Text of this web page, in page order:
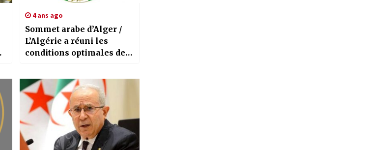
4 ans ago
Sommet arabe d’Alger /
L’Algérie a réuni les
conditions optimales de
Aïmene
Benabderrahmane